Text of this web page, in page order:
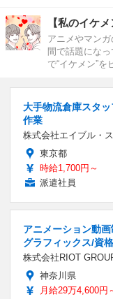
【私のイケメ
アニメやマン
間で話題にな
で“イケメン”
大手物流倉庫スタ
作業
株式会社エイブル・
東京都
時給1,700円～
派遣社員
アニメーション動
グラフィックス/資
株式会社RIOT
神奈川県
月給29万4,600円